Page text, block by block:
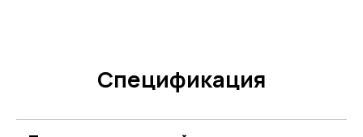
Спецификация